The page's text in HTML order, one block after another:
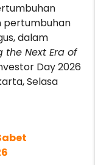
pertumbuhan
dalam
the Next Era of
Day 2026
Selasa